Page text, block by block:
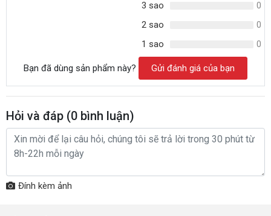
3 sao
0
2 sao
0
1 sao
0
Bạn đã dùng sản phẩm này? Gửi đánh giá của bạn
Hỏi và đáp (0 bình luận)
Đính kèm ảnh